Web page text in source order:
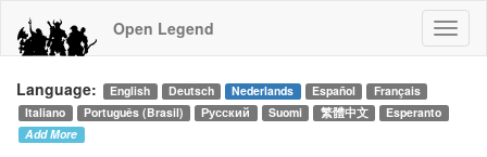
Open Legend
Language: English Deutsch Nederlands Español
Français
Italiano
Português (Brasil) Русский Suomi 繁體中文
Esperanto
Add More